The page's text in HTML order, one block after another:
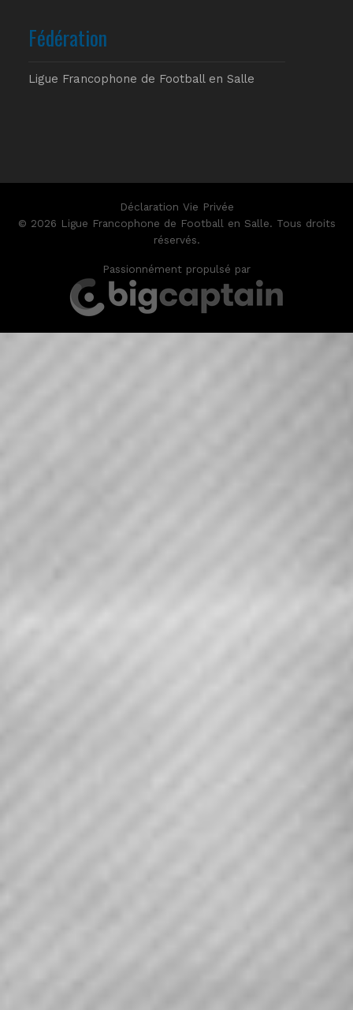
Fédération
Ligue Francophone de Football en Salle
Déclaration Vie Privée
© 2026 Ligue Francophone de Football en Salle. Tous droits
réservés.
Passionnément propulsé par